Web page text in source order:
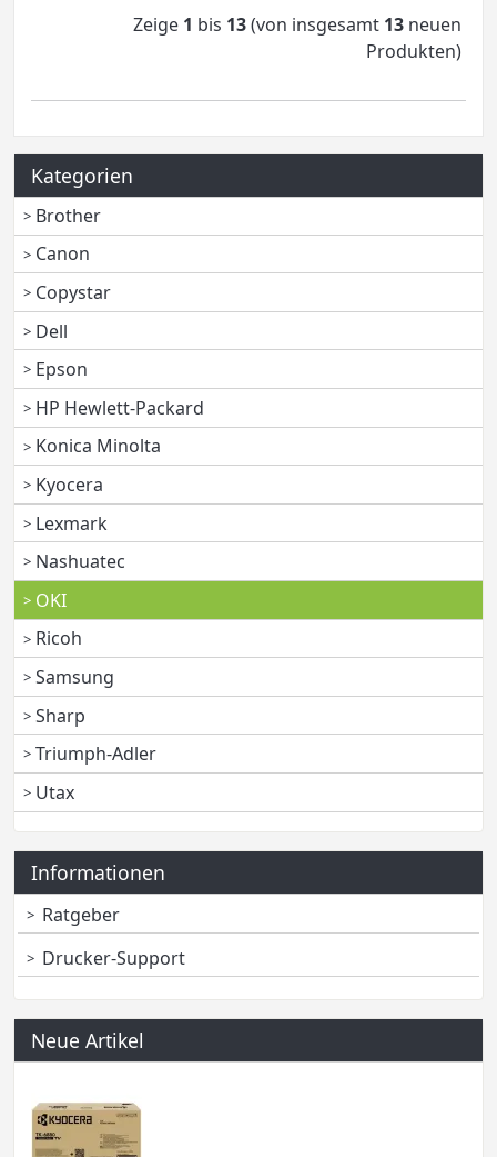
Zeige 1 bis 13(von insgesamt 13 neuen
Produkten)
Kategorien
Brother
Canon
Copystar
Dell
Epson
HP Hewlett-Packard
Konica Minolta
Kyocera
Lexmark
Nashuatec
OKI
Ricoh
Samsung
Sharp
Triumph-Adler
Utax
Informationen
Ratgeber
Drucker-Support
Neue Artikel